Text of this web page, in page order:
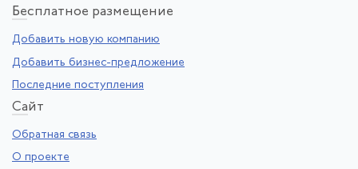
Бесплатное размещение
Добавить новую компанию
Добавить бизнес-предложение
Последние поступления
Сайт
Обратная связь
О проекте